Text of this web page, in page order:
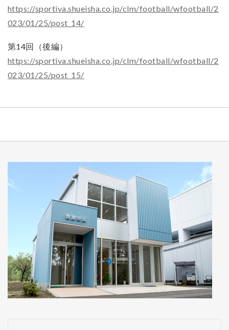
https://sportiva.shueisha.co.jp/clm/football/wfootball/2
023/01/25/post_14/
第14回（後編）
https://sportiva.shueisha.co.jp/clm/football/wfootball/2
023/01/25/post_15/